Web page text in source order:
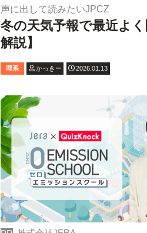
声に出して読みたいJPCZ
冬の天気予報で最近よ
解説】
理系 かっきー 2026.01.13